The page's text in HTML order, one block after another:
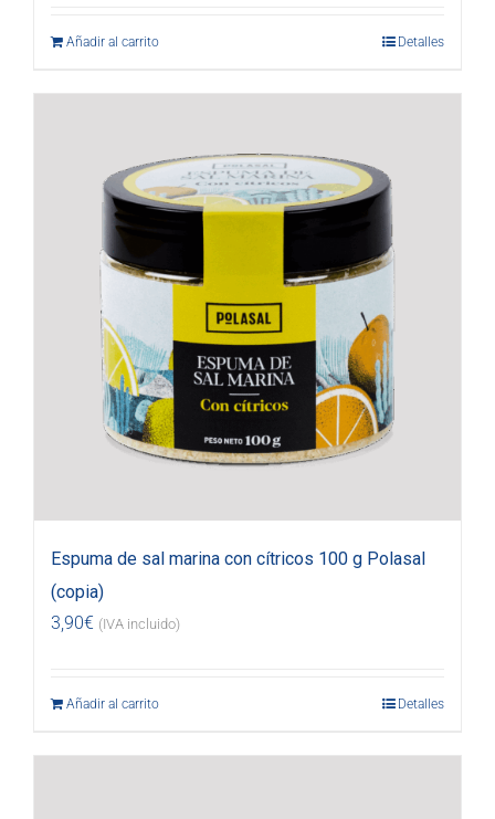
Añadir al carrito Detalles
Espuma de sal marina con cítricos 100 g Polasal
(copia)
3,90€ (IVA incluido)
Añadir al carrito Detalles